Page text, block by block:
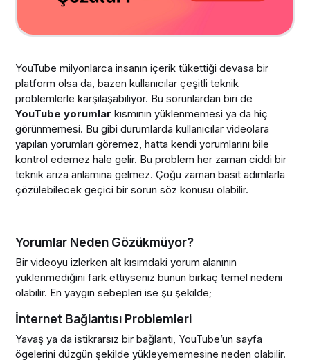
YouTube milyonlarca insanın içerik tükettiği devasa bir
platform olsa da, bazen kullanıcılar çeşitli teknik
problemlerle karşılaşabiliyor. Bu sorunlardan biri de
YouTube yorumlar kısmının yüklenmemesi ya da hiç
görünmemesi. Bu gibi durumlarda kullanıcılar videolara
yapılan yorumları göremez, hatta kendi yorumlarını bile
kontrol edemez hale gelir. Bu problem her zaman ciddi bir
teknik arıza anlamına gelmez. Çoğu zaman basit adımlarla
çözülebilecek geçici bir sorun söz konusu olabilir.
Yorumlar Neden Gözükmüyor?
Bir videoyu izlerken alt kısımdaki yorum alanının
yüklenmediğini fark ettiyseniz bunun birkaç temel nedeni
olabilir. En yaygın sebepleri ise şu şekilde;
İnternet Bağlantısı Problemleri
Yavaş ya da istikrarsız bir bağlantı, YouTube’un sayfa
ögelerini düzgün şekilde yükleyememesine neden olabilir.